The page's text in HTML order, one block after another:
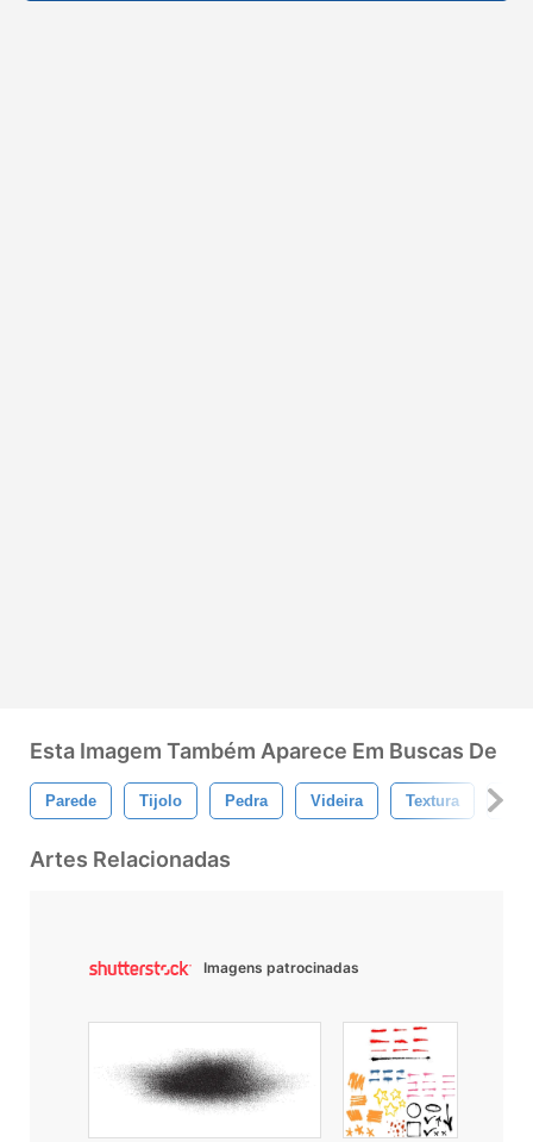
Esta Imagem Também Aparece Em Buscas De
Parede Tijolo Pedra Videira Textura
Artes Relacionadas
Imagens patrocinadas